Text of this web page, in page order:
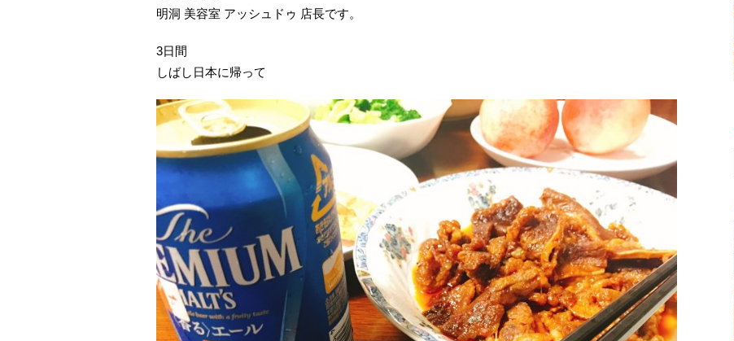
明洞 美容室 アッシュドゥ 店長です。
3日間
しばし日本に帰って